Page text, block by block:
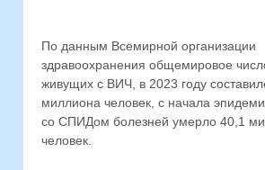
По данным Всемирной организации
здравоохранения общемировое
живущих с ВИЧ, в 2023 году
миллиона человек, с начала
со СПИДом болезней умерло 40,1
человек.